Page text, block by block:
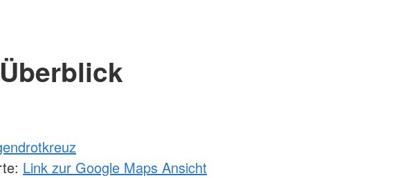
Link zur Google Maps Ansicht